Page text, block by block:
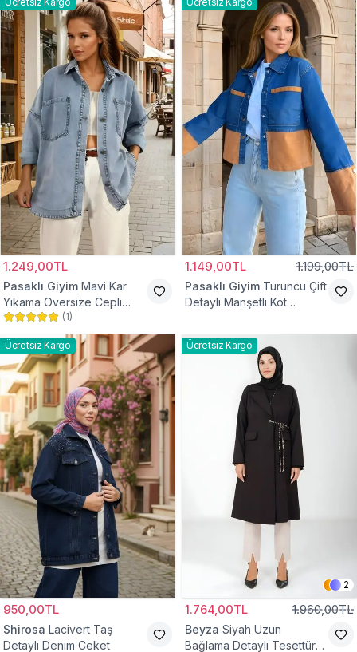
1.249,00TL
Pasaklı Giyim Mavi Kar
Yıkama Oversize Cepli
Düğmeli Tesettür Gömlek
(1)
1.149,00TL 1.199,00TL
Pasaklı Giyim Turuncu Çift
Detaylı Manşetli Kot
Ücretsiz Kargo
950,00TL
Shirosa Lacivert Taş
Detaylı Denim Ceket
Ücretsiz Kargo
2
1.764,00TL 1.960,00TL
Beyza Siyah Uzun
Bağlama Detaylı Tesettür